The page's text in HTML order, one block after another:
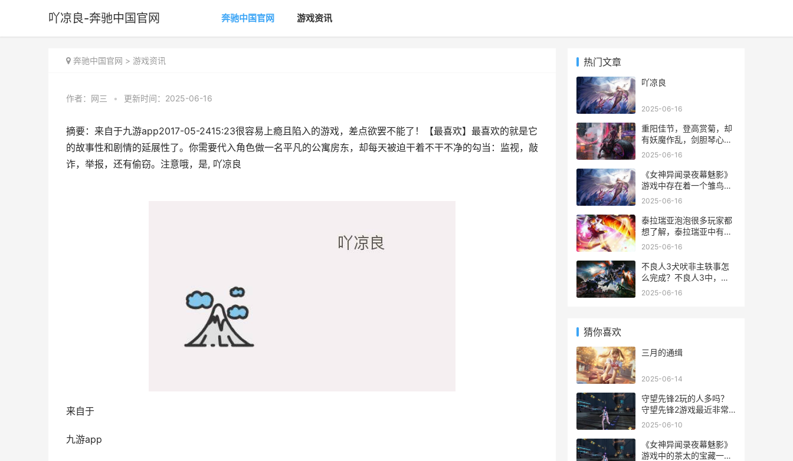
吖凉良-奔驰中国官网 奔驰中国官网 游戏资讯
奔驰中国官网 > 游戏资讯
作者： 网三 • 更新时间：2025-06-16
摘要：来自于九游app2017-05-2415:23很容易上瘾且陷入的游戏，差点欲罢不能了！【最喜欢】最喜欢的就是它
的故事性和剧情的延展性了。你需要代入角色做一名平凡的公寓房东，却每天被迫干着不干不净的勾当：监视，敲
诈，举报，还有偷窃。注意哦，是, 吖凉良
来自于
九游app
热门文章
吖凉良
2025-06-16
重阳佳节，登高赏菊，却
有妖魔作乱，剑胆琴心活
动盛大开启，第一天就迎
的剑胆琴心赤身鬼打法让
我们一起来看看吧~
2025-06-16
《女神异闻录夜幕魅影》
游戏中存在着一个雏鸟计
划，这个计划也就是通行
指定的任务就可以获得通
行证的经验了，得到经验
2025-06-16
泰拉瑞亚泡泡很多玩家都
想了解，泰拉瑞亚中有形
形色色的武器装备，还有
要了解的话得费很多的功
夫，很多玩家都想深入的
面就来看看泡泡有什么
2025-06-16
不良人3犬吠非主轶事怎
么完成？不良人3中，
【犬吠非主】是渝州轶事
2025-06-16
猜你喜欢
三月的通缉
2025-06-14
守望先锋2玩的人多吗？
守望先锋2游戏最近非常
火热，这款游戏以独特的
配置要求也不是太高，很
多小伙伴不清楚《守望先
2025-06-10
《女神异闻录夜幕魅影》
游戏中的茶太的宝藏一共